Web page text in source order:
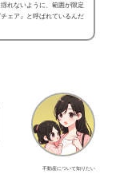
れないように、範囲が限定
ェア』と呼ばれているんだ
不動産について知りたい